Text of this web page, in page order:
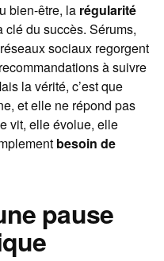
bien-être, la régularité
clé du succès. Sérums,
sociaux regorgent
à suivre
la vérité, c’est que
et elle ne répond pas
vit, elle évolue, elle
besoin de
pause